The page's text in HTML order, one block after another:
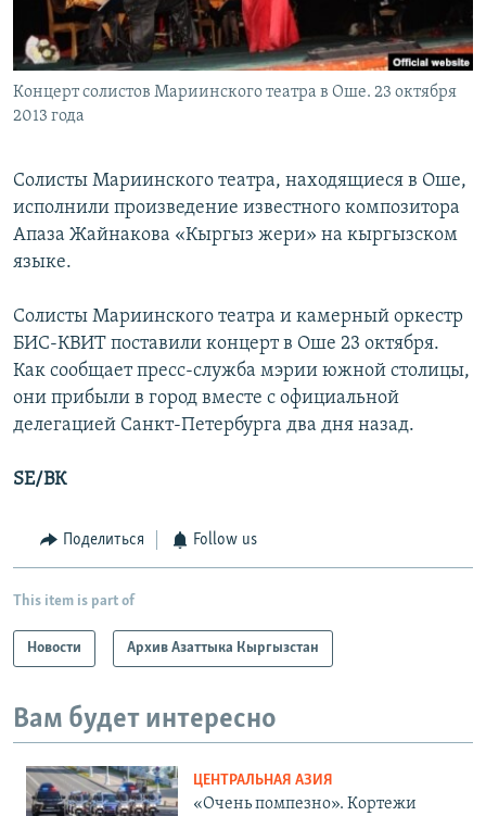
Концерт солистов Мариинского театра в Оше. 23 октября
2013 года
Солисты Мариинского театра, находящиеся в Оше,
исполнили произведение известного композитора
Апаза Жайнакова «Кыргыз жери» на кыргызском
языке.
Солисты Мариинского театра и камерный оркестр
БИС-КВИТ поставили концерт в Оше 23 октября.
Как сообщает пресс-служба мэрии южной столицы,
они прибыли в город вместе с официальной
делегацией Санкт-Петербурга два дня назад.
SE/ВК
Поделиться Follow us
This item is part of
Новости Архив Азаттыка Кыргызстан
Вам будет интересно
ЦЕНТРАЛЬНАЯ АЗИЯ
«Очень помпезно». Кортежи